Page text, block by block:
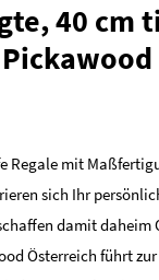
40 cm
Regale mit
sich Ihr
damit daheim
Österreich führt